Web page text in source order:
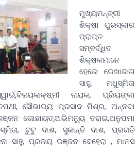
ମୁଖ୍ୟମନ୍ତ୍ରୀ
ଶିକ୍ଷା ପୁରସ୍କାର
ପ୍ରାପ୍ତ
ସମ୍ବର୍ଦ୍ଧିତ
ଶିକ୍ଷକମାନେ
ହେଲେ ରେଖାଲତା
ସାହୁ, ମଧୁସ୍ମିତା
ନାୟକ, ପ୍ରିୟଙ୍କା
ସୌଭାଗ୍ୟ ପ୍ରସାଦ ମିଶ୍ର, ଅନ୍ନଦା
ଗୋଛାୟତ,ଅଭିମନ୍ୟୁ ତରାଇ,ଅନୁପମା
ଟୁଟୁ ଦାଶ, ସୁକାନ୍ତି ଦାଶ, ପ୍ରଗତି
ସାହୁ, ପ୍ରଳୟ ରଞ୍ଜନ ବେହେରା , ମାନସ